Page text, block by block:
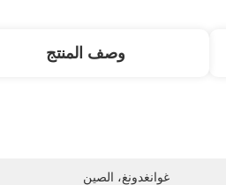
وصف المنتج
غوانغدونغ، الصين